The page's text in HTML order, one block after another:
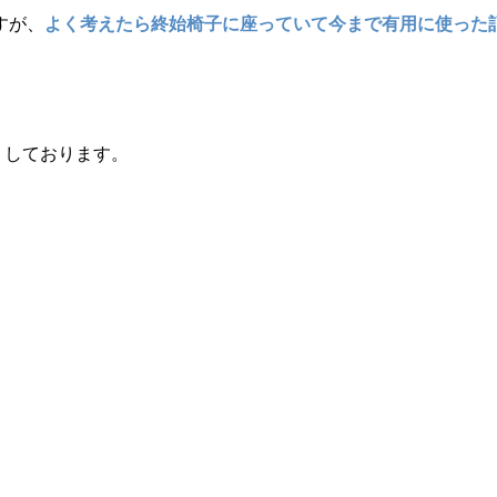
、 よく考えたら終始椅子に座っていて今まで有用に使った
ております。